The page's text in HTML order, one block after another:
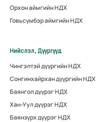
Орхон аймгийн НДХ
Говьсүмбэр аймгийн НДХ
Нийслэл, Дүүргүүд
Чингэлтэй дүүргийн НДХ
Сонгинхайрхан дүүргийн НДХ
Баянгол дүүрэг НДХ
Хан-Уул дүүрэг НДХ
Баянзүрх дүүрэг НДХ